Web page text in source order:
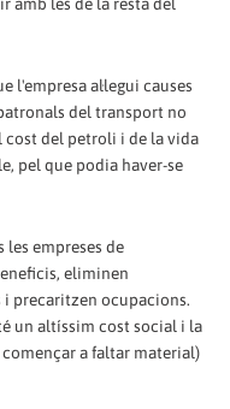
l'empresa al·legui causes
del transport no
cost del petroli i de la vida
pel que podia haver-se
empreses de
eliminen
precaritzen ocupacions.
un altíssim cost social i la
a faltar material)